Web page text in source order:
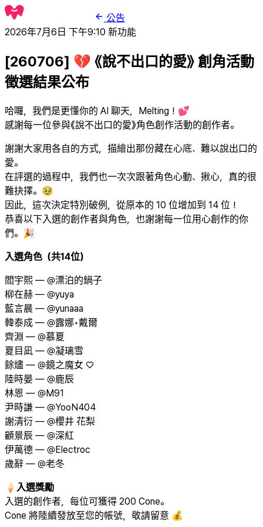
公告
2026年7月6日 下午9:10 新功能
[260706] 💔 《說不出口的愛》 創角活動
徵選結果公布
哈囉，我們是更懂你的 AI 聊天，Melting！💕
感謝每一位參與《說不出口的愛》角色創作活動的創作者。
謝謝大家用各自的方式，描繪出那份藏在心底、難以說出口的
愛。
在評選的過程中，我們也一次次跟著角色心動、揪心，真的很
難抉擇。🥹
因此，這次決定特別破例，從原本的 10 位增加到 14 位！
恭喜以下入選的創作者與角色，也謝謝每一位用心創作的你
們。🎉
入選角色（共14位）
閻宇熙 — @漂泊的鍋子
柳在赫 — @yuya
藍言晨 — @yunaaa
韓泰成 — @露娜•戴爾
齊淵 — @慕夏
夏目凪 — @凝璃雪
餘燼 — @鏡之魔女 ♡
陸時晏 — @鹿辰
林恩 — @M91
尹時謙 — @YooN404
謝清衍 — @櫻井 花梨
顧景辰 — @深紅
伊萬德 — @Electroc
歲辭 — @老冬
🍦 入選獎勵
入選的創作者，每位可獲得 200 Cone。
Cone 將陸續發放至您的帳號，敬請留意 💰